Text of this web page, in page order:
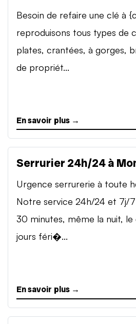
Besoin de refaire une clé à
reproduisons tous types de
plates, crantées, à gorges,
de propriét...
En savoir plus →
Serrurier 24h/24 à
Urgence serrurerie à toute
Notre service 24h/24 et 7j/
30 minutes, même la nuit, le
jours féri�...
En savoir plus →